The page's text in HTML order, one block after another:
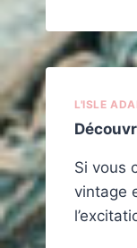
L'ISLE
Si vous
vintage